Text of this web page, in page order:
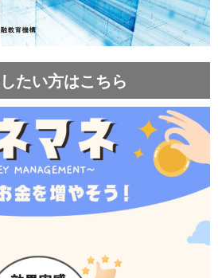
たい方はこちら